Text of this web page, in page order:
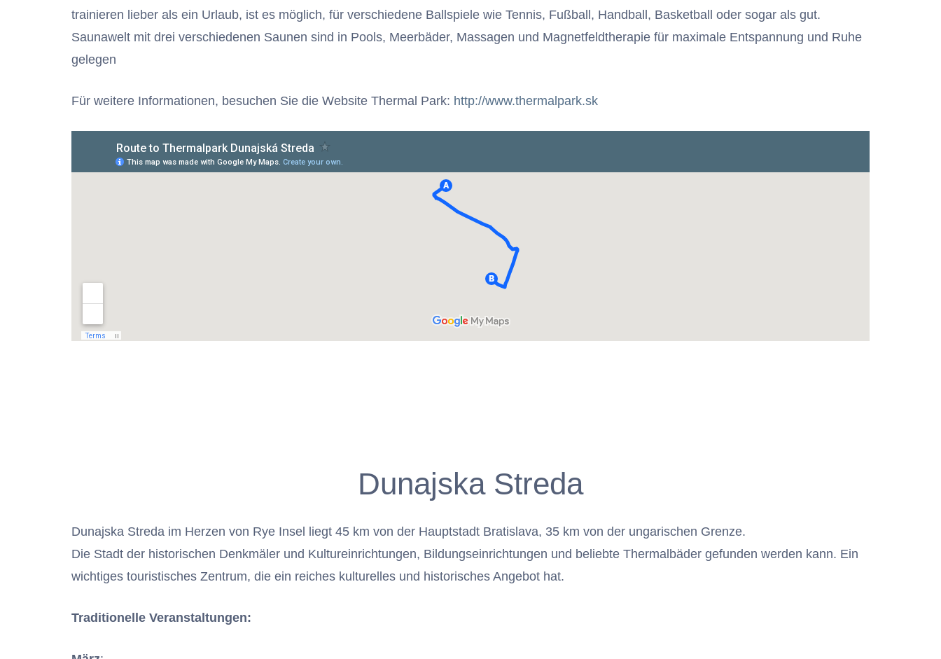
trainieren lieber als ein Urlaub, ist es möglich, für verschiedene Ballspiele wie Tennis, Fußball, Handball, Basketball oder sogar als gut.
Saunawelt mit drei verschiedenen Saunen sind in Pools, Meerbäder, Massagen und Magnetfeldtherapie für maximale Entspannung und Ruhe
gelegen
Für weitere Informationen, besuchen Sie die Website Thermal Park: http://www.thermalpark.sk
Dunajska Streda
Dunajska Streda im Herzen von Rye Insel liegt 45 km von der Hauptstadt Bratislava, 35 km von der ungarischen Grenze.
Die Stadt der historischen Denkmäler und Kultureinrichtungen, Bildungseinrichtungen und beliebte Thermalbäder gefunden werden kann. Ein
wichtiges touristisches Zentrum, die ein reiches kulturelles und historisches Angebot hat.
Traditionelle Veranstaltungen: